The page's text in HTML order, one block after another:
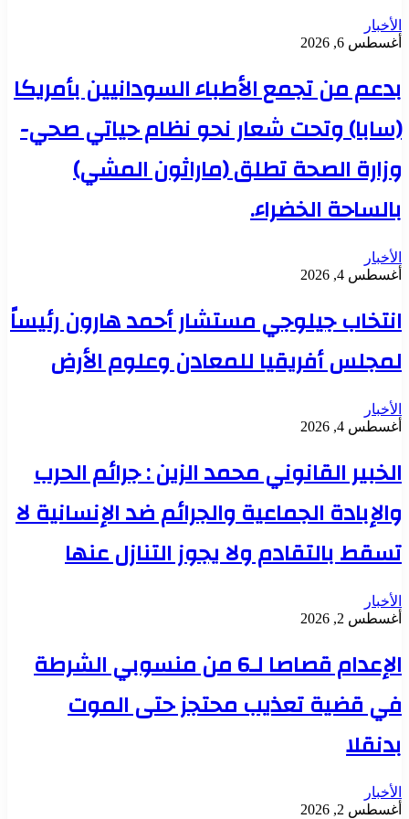
الأخبار
أغسطس 6, 2026
بدعم من تجمع الأطباء السودانيين بأمريكا
(سابا) وتحت شعار نحو نظام حياتي صحي-
وزارة الصحة تطلق (ماراثون المشي)
بالساحة الخضراء.
الأخبار
أغسطس 4, 2026
انتخاب جيلوجي مستشار أحمد هارون رئيساً
لمجلس أفريقيا للمعادن وعلوم الأرض
الأخبار
أغسطس 4, 2026
الخبير القانوني محمد الزين : جرائم الحرب
والإبادة الجماعية والجرائم ضد الإنسانية لا
تسقط بالتقادم ولا يجوز التنازل عنها
الأخبار
أغسطس 2, 2026
الإعدام قصاصا لـ6 من منسوبي الشرطة
في قضية تعذيب محتجز حتى الموت
بدنقلا
الأخبار
أغسطس 2, 2026